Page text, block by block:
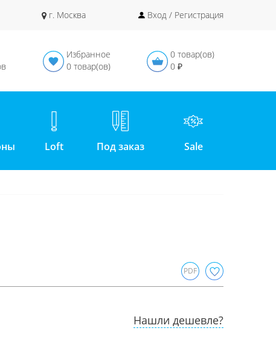
г. Москва Вход / Регистрация
Избранное
0 товар(ов)
0 товар(ов)
0 ₽
Loft Под заказ Sale
PDF
Нашли дешевле?